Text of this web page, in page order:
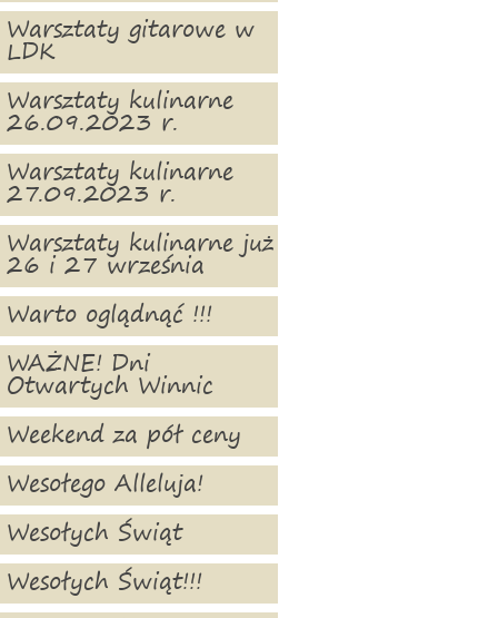
Warsztaty gitarowe w
LDK
Warsztaty kulinarne
26.09.2023 r.
Warsztaty kulinarne
27.09.2023 r.
Warsztaty kulinarne już
26 i 27 września
Warto oglądnąć !!!
WAŻNE! Dni
Otwartych Winnic
Weekend za pół ceny
Wesołego Alleluja!
Wesołych Świąt
Wesołych Świąt!!!